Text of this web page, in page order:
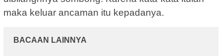
maka keluar ancaman itu kepadanya.
BACAAN LAINNYA